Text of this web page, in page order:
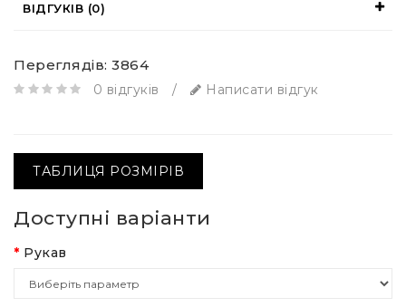
ВІДГУКІВ (0)
Переглядів: 3864
0 відгуків / Написати відгук
ТАБЛИЦЯ РОЗМІРІВ
Доступні варіанти
Рукав